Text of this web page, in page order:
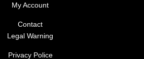
My Account
Contact
Legal Warning
Privacy Police